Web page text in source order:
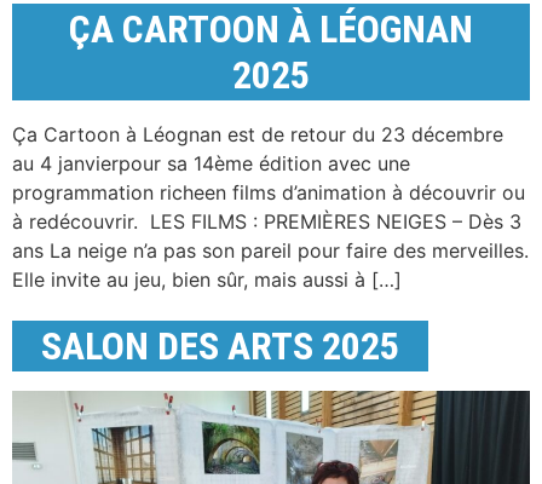
ÇA CARTOON À LÉOGNAN
2025
Ça Cartoon à Léognan est de retour du 23 décembre
au 4 janvierpour sa 14ème édition avec une
programmation richeen films d’animation à découvrir ou
à redécouvrir. LES FILMS : PREMIÈRES NEIGES – Dès 3
ans La neige n’a pas son pareil pour faire des merveilles.
Elle invite au jeu, bien sûr, mais aussi à […]
SALON DES ARTS 2025